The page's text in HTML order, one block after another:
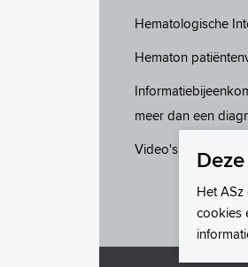
Hematologische
Hematon
meer dan een
Video's over kanker
Het
cookies